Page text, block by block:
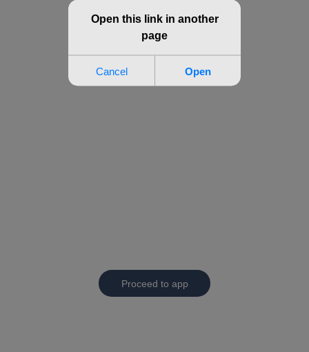
Proceed to app